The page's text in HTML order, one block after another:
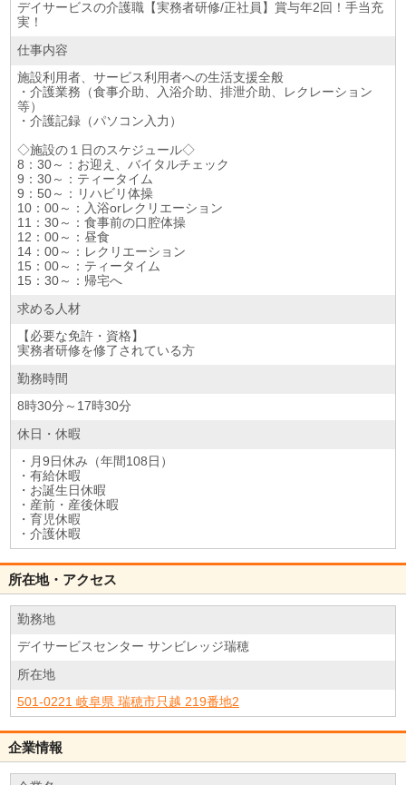
デイサービスの介護職【実務者研修/正社員】賞与年2回！手当充
実！
仕事内容
施設利用者、サービス利用者への生活支援全般
・介護業務（食事介助、入浴介助、排泄介助、レクレーション
等）
・介護記録（パソコン入力）
◇施設の１日のスケジュール◇
8：30～：お迎え、バイタルチェック
9：30～：ティータイム
9：50～：リハビリ体操
10：00～：入浴orレクリエーション
11：30～：食事前の口腔体操
12：00～：昼食
14：00～：レクリエーション
15：00～：ティータイム
15：30～：帰宅へ
求める人材
【必要な免許・資格】
実務者研修を修了されている方
勤務時間
8時30分～17時30分
休日・休暇
・月9日休み（年間108日）
・有給休暇
・お誕生日休暇
・産前・産後休暇
・育児休暇
・介護休暇
所在地・アクセス
勤務地
デイサービスセンター サンビレッジ瑞穂
所在地
501-0221 岐阜県 瑞穂市只越 219番地2
企業情報